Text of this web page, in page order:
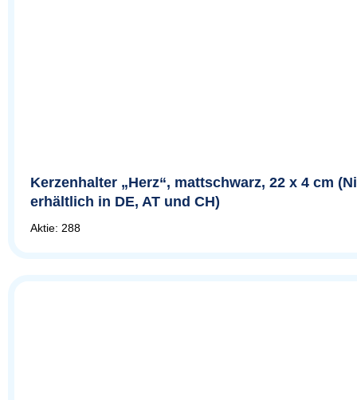
Kerzenhalter „Herz“, mattschwarz, 22 x 4 cm
erhältlich in DE, AT und CH)
Aktie: 288